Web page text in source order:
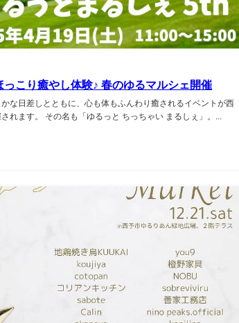
っこり癒やし体験♪ 春のゆるマルシェ開催
な日差しとともに、心も体もふんわり癒されるイベントが西
れます。 その名も「ゆるっと ちっちゃい まるしぇ」。...